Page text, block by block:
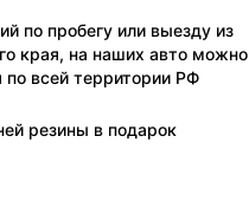
по пробегу или выезду из
края, на наших авто можно
по всей территории РФ
резины в подарок